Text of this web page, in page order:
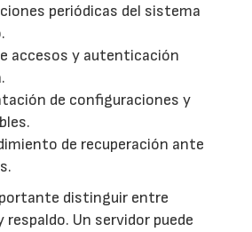
periódicas del sistema
accesos y autenticación
de configuraciones y
de recuperación ante
distinguir entre
respaldo. Un servidor puede